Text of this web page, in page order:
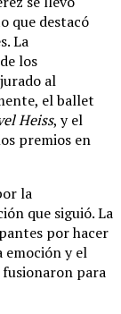
que destacó
La
los
al
el ballet
Heiss, y el
premios en
la
que siguió. La
por hacer
emoción y el
para